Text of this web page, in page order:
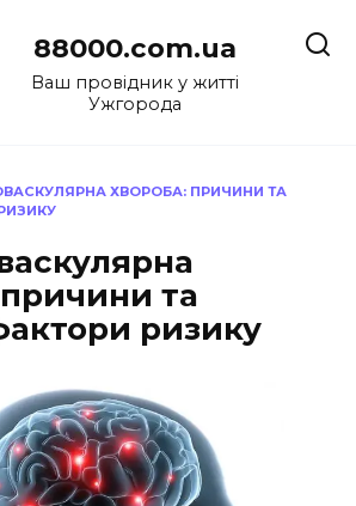
88000.com.ua
Ваш провідник у житті
Ужгорода
ХВОРОБА: ПРИЧИНИ ТА
та
ризику